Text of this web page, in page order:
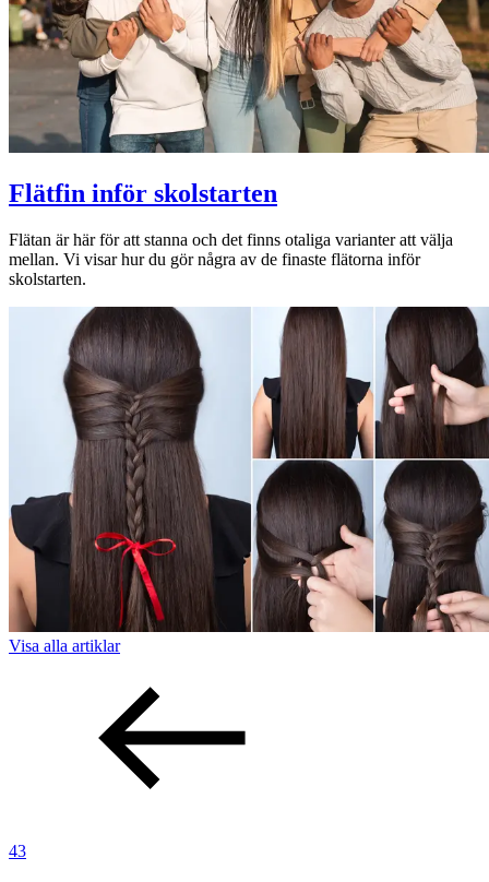
Flätfin inför skolstarten
Flätan är här för att stanna och det finns otaliga varianter att välja
mellan. Vi visar hur du gör några av de finaste flätorna inför
skolstarten.
Visa alla artiklar
43